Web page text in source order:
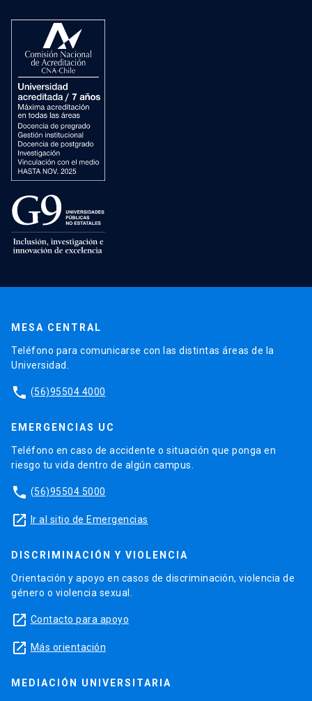
MESA CENTRAL
Teléfono para comunicarse con las distintas áreas de la
Universidad.
phone (56)95504 4000
EMERGENCIAS UC
Teléfono en caso de accidente o situación que ponga en
riesgo tu vida dentro de algún campus.
phone (56)95504 5000
launch Ir al sitio de Emergencias
DISCRIMINACIÓN Y VIOLENCIA
Orientación y apoyo en casos de discriminación, violencia de
género o violencia sexual.
launch Contacto para apoyo
launch Más orientación
MEDIACIÓN UNIVERSITARIA